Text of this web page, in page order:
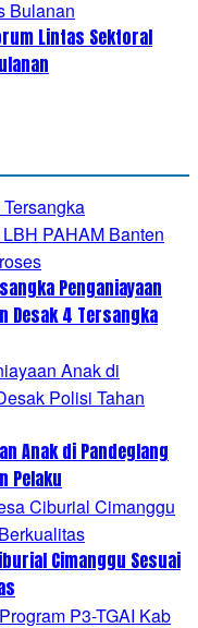
Lintas Sektoral
Penganiayaan
Desak 4 Tersangka
Anak di Pandeglang
Pelaku
Cimanggu Sesuai